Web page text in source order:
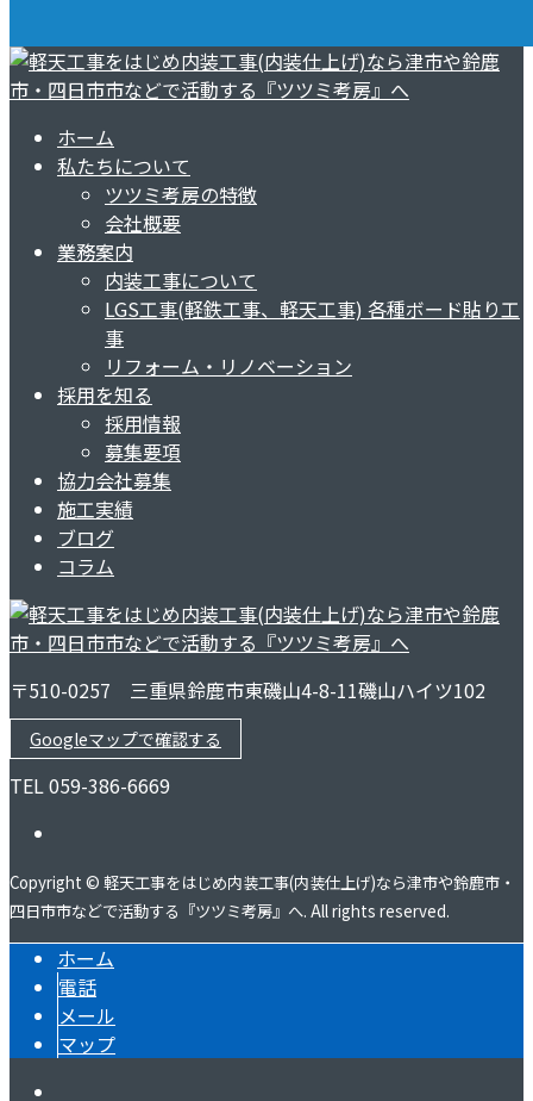
ホーム
私たちについて
ツツミ考房の特徴
会社概要
業務案内
内装工事について
LGS工事(軽鉄工事、軽天工事) 各種ボード貼り工
事
リフォーム・リノベーション
採用を知る
採用情報
募集要項
協力会社募集
施工実績
ブログ
コラム
〒510-0257 三重県鈴鹿市東磯山4-8-11磯山ハイツ102
Googleマップで確認する
TEL 059-386-6669
Copyright © 軽天工事をはじめ内装工事(内装仕上げ)なら津市や鈴鹿市・
四日市市などで活動する『ツツミ考房』へ. All rights reserved.
ホーム
電話
メール
マップ